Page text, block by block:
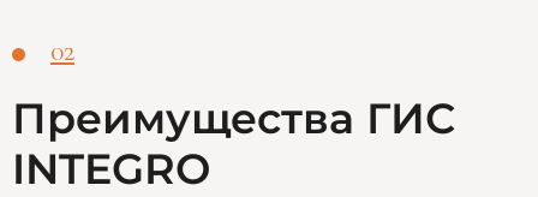
02
Преимущества ГИС
INTEGRO